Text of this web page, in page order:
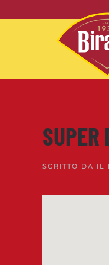
Skip to main content
SUPER
SCRITTO DA IL